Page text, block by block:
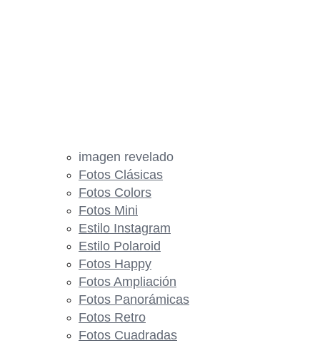
imagen revelado
Fotos Clásicas
Fotos Colors
Fotos Mini
Estilo Instagram
Estilo Polaroid
Fotos Happy
Fotos Ampliación
Fotos Panorámicas
Fotos Retro
Fotos Cuadradas